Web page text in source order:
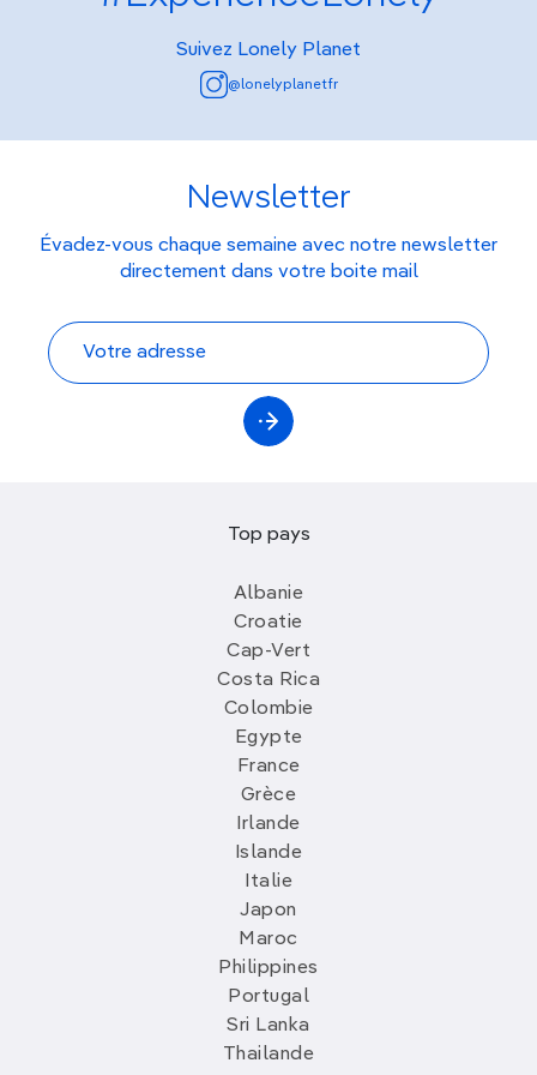
Suivez Lonely Planet
@lonelyplanetfr
Newsletter
Évadez-vous chaque semaine avec notre newsletter
directement dans votre boite mail
Top pays
Albanie
Croatie
Cap-Vert
Costa Rica
Colombie
Egypte
France
Grèce
Irlande
Islande
Italie
Japon
Maroc
Philippines
Portugal
Sri Lanka
Thailande